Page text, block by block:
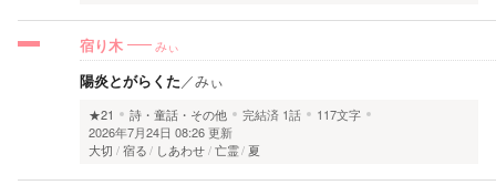
宿り木 みぃ
陽炎とがらくた ／みぃ
★21 詩・童話・その他 完結済 1話
117文字
2026年7月24日 08:26 更新
大切
宿る しあわせ 亡霊 夏